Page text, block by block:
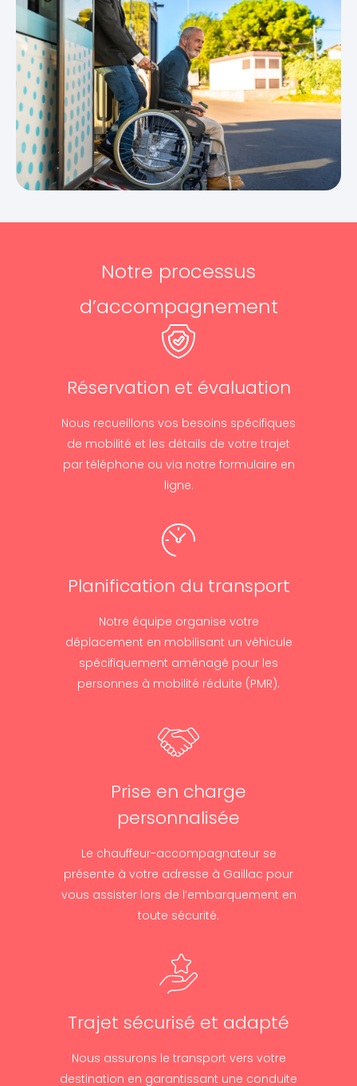
Notre processus
d’accompagnement
Réservation et évaluation
Nous recueillons vos besoins spécifiques
de mobilité et les détails de votre trajet
par téléphone ou via notre formulaire en
ligne.
Planification du transport
Notre équipe organise votre
déplacement en mobilisant un véhicule
spécifiquement aménagé pour les
personnes à mobilité réduite (PMR).
Prise en charge
personnalisée
Le chauffeur-accompagnateur se
présente à votre adresse à Gaillac pour
vous assister lors de l’embarquement en
toute sécurité.
Trajet sécurisé et adapté
Nous assurons le transport vers votre
destination en garantissant une conduite